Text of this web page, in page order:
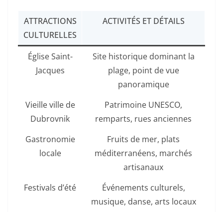
ATTRACTIONS
CULTURELLES
ACTIVITÉS ET DÉTAILS
Église Saint-
Jacques
Site historique dominant la
plage, point de vue
panoramique
Vieille ville de
Dubrovnik
Patrimoine UNESCO,
remparts, rues anciennes
Gastronomie
locale
Fruits de mer, plats
méditerranéens, marchés
artisanaux
Festivals d’été
Événements culturels,
musique, danse, arts locaux